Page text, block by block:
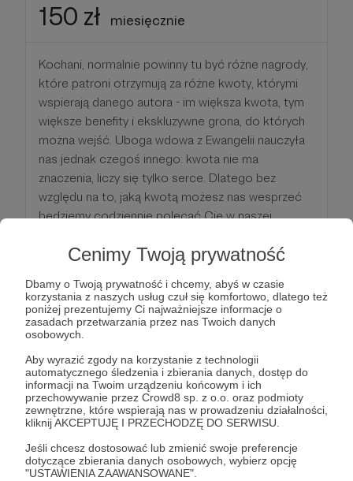
Cenimy Twoją prywatność
Dbamy o Twoją prywatność i chcemy, abyś w czasie
korzystania z naszych usług czuł się komfortowo, dlatego też
poniżej prezentujemy Ci najważniejsze informacje o
zasadach przetwarzania przez nas Twoich danych
osobowych.
Aby wyrazić zgody na korzystanie z technologii
automatycznego śledzenia i zbierania danych, dostęp do
informacji na Twoim urządzeniu końcowym i ich
przechowywanie przez Crowd8 sp. z o.o. oraz podmioty
zewnętrzne, które wspierają nas w prowadzeniu działalności,
kliknij AKCEPTUJĘ I PRZECHODZĘ DO SERWISU.
Jeśli chcesz dostosować lub zmienić swoje preferencje
dotyczące zbierania danych osobowych, wybierz opcję
"USTAWIENIA ZAAWANSOWANE".
150 zł miesięcznie
Kochani, normalnie powinny tu być różne nagrody,
które patroni otrzymują za różne kwoty, którymi
wspierają danego autora - im większa kwota, tym
większe benefity i ekskluzywne grona, do których
można wejść. Uboga wdowa z Ewangelii nauczyła
nas jednak czegoś innego: kwota nie ma
znaczenia, liczy się tylko serce. Dlatego bez
względu na to, jaką kwotą możesz nas wesprzeć
będziemy codziennie polecać Cię w naszej
Eucharystię w Twojej intencji. A jeśli tylko
wesprzeć finansowo - to również odprawimy za
Ciebie Msze Świętą :)
200 zł miesięcznie
Kochani, normalnie powinny tu być różne nagrody,
które patroni otrzymują za różne kwoty, którymi